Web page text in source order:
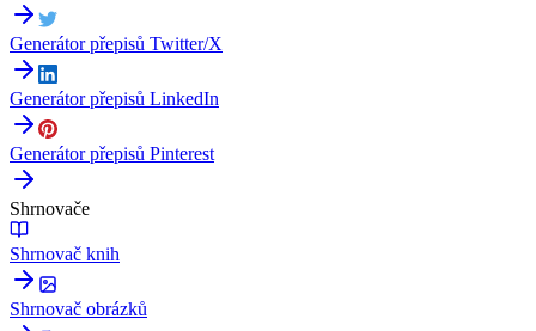
Generátor přepisů Twitter/X
Generátor přepisů LinkedIn
Generátor přepisů Pinterest
Shrnovače
Shrnovač knih
Shrnovač obrázků